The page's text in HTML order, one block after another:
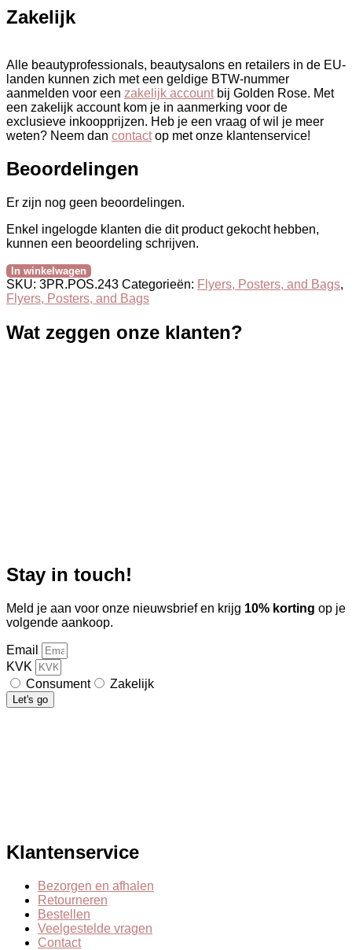
Zakelijk
Alle beautyprofessionals, beautysalons en retailers in de EU-
landen kunnen zich met een geldige BTW-nummer
aanmelden voor een zakelijk accountbij Golden Rose. Met
een zakelijk account kom je in aanmerking voor de
exclusieve inkoopprijzen. Heb je een vraag of wil je meer
weten? Neem dan contactop met onze klantenservice!
Beoordelingen
Er zijn nog geen beoordelingen.
Enkel ingelogde klanten die dit product gekocht hebben,
kunnen een beoordeling schrijven.
In winkelwagen
SKU: 3PR.POS.243 Categorieën: Flyers, Posters, and Bags,
Flyers, Posters, and Bags
Wat zeggen onze klanten?
Stay in touch!
Meld je aan voor onze nieuwsbrief en krijg 10% korting op je
volgende aankoop.
Email
KVK
Consument
Zakelijk
Let's go
Klantenservice
Bezorgen en afhalen
Retourneren
Bestellen
Veelgestelde vragen
Contact